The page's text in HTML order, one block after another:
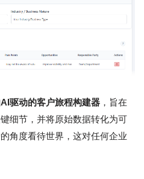
驱动的客户旅程构建器 ，旨在
细节，并将原始数据转化为可
角度看待世界，这对任何企业